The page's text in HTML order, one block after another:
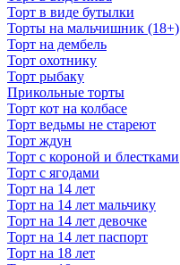
Торт в виде бутылки
Торты на мальчишник (18+)
Торт на дембель
Торт охотнику
Торт рыбаку
Прикольные торты
Торт кот на колбасе
Торт ведьмы не стареют
Торт ждун
Торт с короной и блестками
Торт с ягодами
Торт на 14 лет
Торт на 14 лет мальчику
Торт на 14 лет девочке
Торт на 14 лет паспорт
Торт на 18 лет